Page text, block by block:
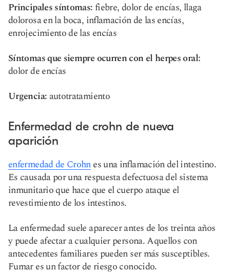
Principales síntomas:fiebre, dolor de encías, llaga
dolorosa en la boca, inflamación de las encías,
enrojecimiento de las encías
Síntomas que siempre ocurren con el herpes oral:
dolor de encías
Urgencia: autotratamiento
Enfermedad de crohn de nueva
aparición
enfermedad de Crohnes una inflamación del intestino.
Es causada por una respuesta defectuosa del sistema
inmunitario que hace que el cuerpo ataque el
revestimiento de los intestinos.
La enfermedad suele aparecer antes de los treinta años
y puede afectar a cualquier persona. Aquellos con
antecedentes familiares pueden ser más susceptibles.
Fumar es un factor de riesgo conocido.